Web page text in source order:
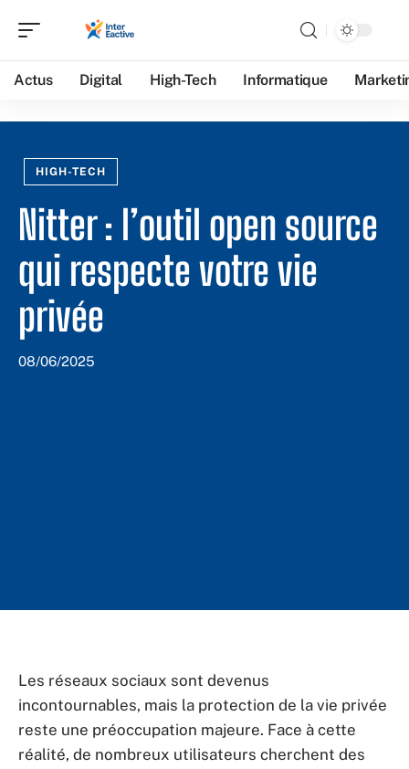
Actus Digital High-Tech Informatique
HIGH-TECH
Nitter : l’outil open source
qui respecte votre vie
privée
08/06/2025
Les réseaux sociaux sont devenus
incontournables, mais la protection de la vie privée
reste une préoccupation majeure. Face à cette
réalité, de nombreux utilisateurs cherchent des